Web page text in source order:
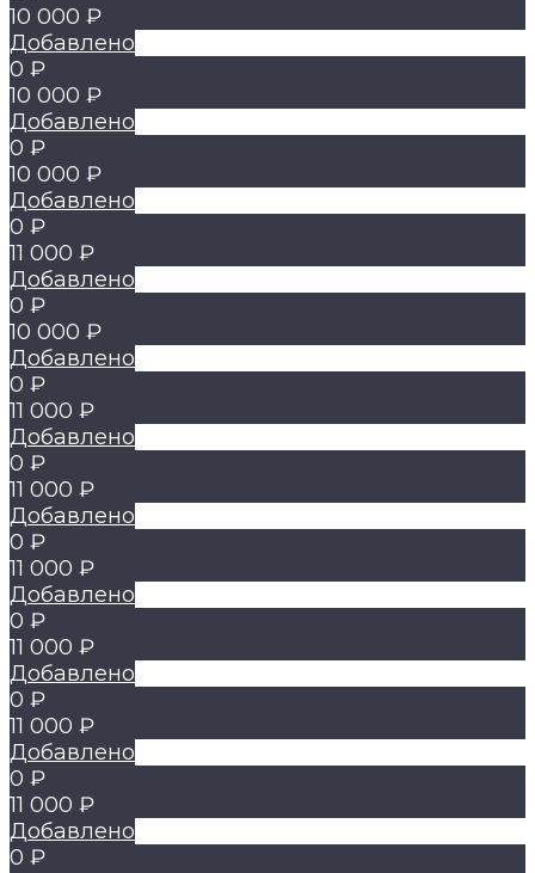
10 000 ₽
Добавлено
0 ₽
10 000 ₽
Добавлено
0 ₽
10 000 ₽
Добавлено
0 ₽
11 000 ₽
Добавлено
0 ₽
10 000 ₽
Добавлено
0 ₽
11 000 ₽
Добавлено
0 ₽
11 000 ₽
Добавлено
0 ₽
11 000 ₽
Добавлено
0 ₽
11 000 ₽
Добавлено
0 ₽
11 000 ₽
Добавлено
0 ₽
11 000 ₽
Добавлено
0 ₽